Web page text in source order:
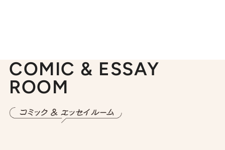
COMIC & ESSAY
ROOM